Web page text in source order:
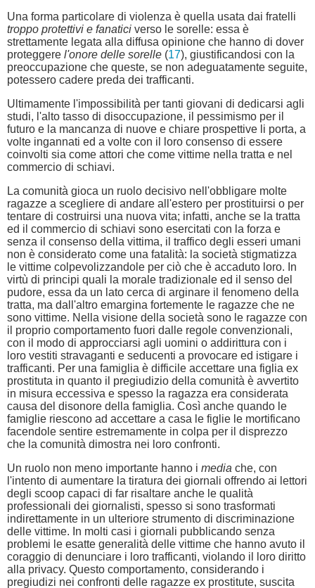
Una forma particolare di violenza è quella usata dai fratelli
troppo protettivi e fanatici verso le sorelle: essa è
strettamente legata alla diffusa opinione che hanno di dover
proteggere l'onore delle sorelle (17), giustificandosi con la
preoccupazione che queste, se non adeguatamente seguite,
potessero cadere preda dei trafficanti.
Ultimamente l'impossibilità per tanti giovani di dedicarsi agli
studi, l'alto tasso di disoccupazione, il pessimismo per il
futuro e la mancanza di nuove e chiare prospettive li porta, a
volte ingannati ed a volte con il loro consenso di essere
coinvolti sia come attori che come vittime nella tratta e nel
commercio di schiavi.
La comunità gioca un ruolo decisivo nell'obbligare molte
ragazze a scegliere di andare all'estero per prostituirsi o per
tentare di costruirsi una nuova vita; infatti, anche se la tratta
ed il commercio di schiavi sono esercitati con la forza e
senza il consenso della vittima, il traffico degli esseri umani
non è considerato come una fatalità: la società stigmatizza
le vittime colpevolizzandole per ciò che è accaduto loro. In
virtù di principi quali la morale tradizionale ed il senso del
pudore, essa da un lato cerca di arginare il fenomeno della
tratta, ma dall'altro emargina fortemente le ragazze che ne
sono vittime. Nella visione della società sono le ragazze con
il proprio comportamento fuori dalle regole convenzionali,
con il modo di approcciarsi agli uomini o addirittura con i
loro vestiti stravaganti e seducenti a provocare ed istigare i
trafficanti. Per una famiglia è difficile accettare una figlia ex
prostituta in quanto il pregiudizio della comunità è avvertito
in misura eccessiva e spesso la ragazza era considerata
causa del disonore della famiglia. Così anche quando le
famiglie riescono ad accettare a casa le figlie le mortificano
facendole sentire estremamente in colpa per il disprezzo
che la comunità dimostra nei loro confronti.
Un ruolo non meno importante hanno i media che, con
l'intento di aumentare la tiratura dei giornali offrendo ai lettori
degli scoop capaci di far risaltare anche le qualità
professionali dei giornalisti, spesso si sono trasformati
indirettamente in un ulteriore strumento di discriminazione
delle vittime. In molti casi i giornali pubblicando senza
problemi le esatte generalità delle vittime che hanno avuto il
coraggio di denunciare i loro trafficanti, violando il loro diritto
alla privacy. Questo comportamento, considerando i
pregiudizi nei confronti delle ragazze ex prostitute, suscita